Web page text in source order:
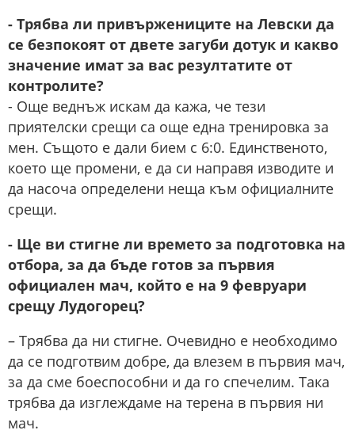
- Трябва ли привържениците на Левски да
се безпокоят от двете загуби дотук и какво
значение имат за вас резултатите от
контролите?
- Още веднъж искам да кажа, че тези
приятелски срещи са още една тренировка за
мен. Същото е дали бием с 6:0. Единственото,
което ще промени, е да си направя изводите и
да насоча определени неща към официалните
срещи.
- Ще ви стигне ли времето за подготовка на
отбора, за да бъде готов за първия
официален мач, който е на 9 февруари
срещу Лудогорец?
– Трябва да ни стигне. Очевидно е необходимо
да се подготвим добре, да влезем в първия мач,
за да сме боеспособни и да го спечелим. Така
трябва да изглеждаме на терена в първия ни
мач.